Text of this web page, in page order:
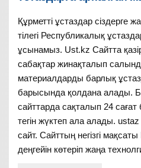
Құрметті ұстаздар сіздерге
тілегі Республикалық
ұсынамыз. Ust.kz Сайтта
сабақтар жинақталып
материалдарды барлық
барысында қолдана алады.
сайттарда сақталып 24 сағат
тегін жүктеп ала алады. ustaz
сайт. Сайттың негізгі
деңгейін көтеріп жаңа